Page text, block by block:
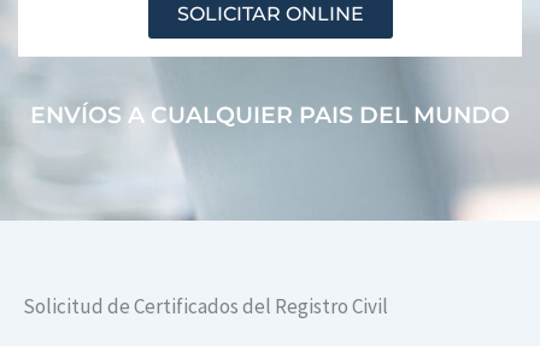
SOLICITAR ONLINE
ENVÍOS A CUALQUIER PAIS DEL MUNDO
Solicitud de Certificados del Registro Civil